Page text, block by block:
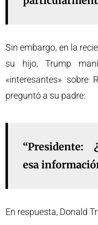
Sin embargo, en la
su hijo, Trump
«interesantes» sobre
preguntó a su padre:
“Presidente:
esa
En respuesta, Donald